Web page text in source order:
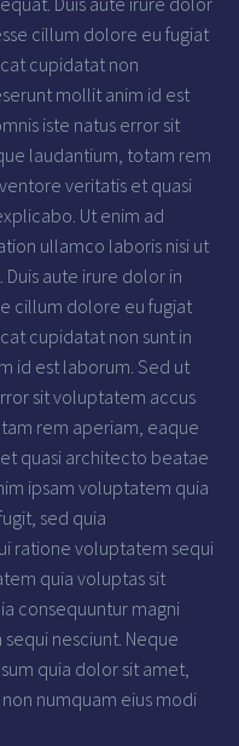
cillum dolore eu fugiat
cupidatat non
mollit anim id est
iste natus error sit
laudantium, totam rem
veritatis et quasi
Ut enim ad
ullamco laboris nisi ut
aute irure dolor in
cillum dolore eu fugiat
cupidatat non sunt in
id est laborum. Sed ut
sit voluptatem accus
rem aperiam, eaque
quasi architecto beatae
ipsam voluptatem quia
sed quia
ratione voluptatem sequi
quia voluptas sit
consequuntur magni
nesciunt. Neque
quia dolor sit amet,
numquam eius modi